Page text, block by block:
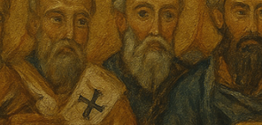
Skip to main content